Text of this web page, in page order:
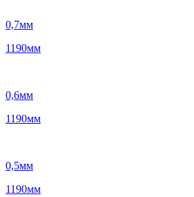
0,7мм
1190мм
0,6мм
1190мм
0,5мм
1190мм